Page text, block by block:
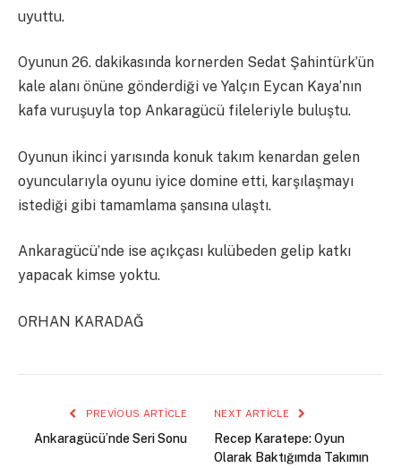
uyuttu.
Oyunun 26. dakikasında kornerden Sedat Şahintürk’ün
kale alanı önüne gönderdiği ve Yalçın Eycan Kaya’nın
kafa vuruşuyla top Ankaragücü fileleriyle buluştu.
Oyunun ikinci yarısında konuk takım kenardan gelen
oyuncularıyla oyunu iyice domine etti, karşılaşmayı
istediği gibi tamamlama şansına ulaştı.
Ankaragücü’nde ise açıkçası kulübeden gelip katkı
yapacak kimse yoktu.
ORHAN KARADAĞ
PREVIOUS ARTICLE
Ankaragücü’nde Seri Sonu
NEXT ARTICLE
Recep Karatepe: Oyun
Olarak Baktığımda Takımın